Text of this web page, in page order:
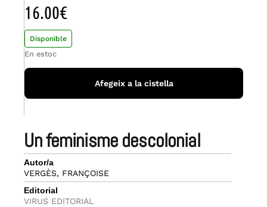
un feminisme descolonial
Autor/a
VERGÈS, FRANÇOISE
Editorial
VIRUS EDITORIAL
16.00€
Disponible
En estoc
Afegeix a la cistella